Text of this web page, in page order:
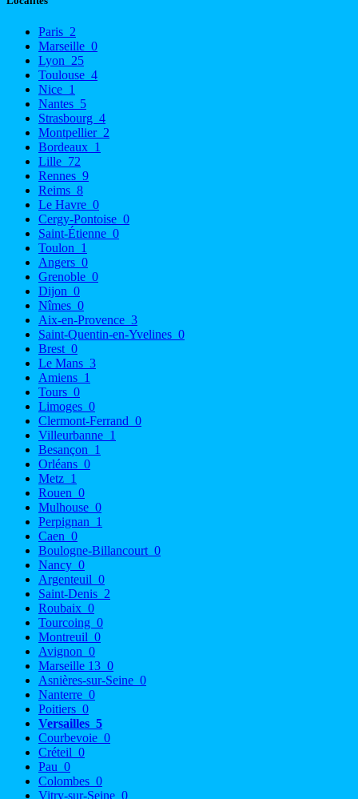
Paris 2
Marseille 0
Lyon 25
Toulouse 4
Nice 1
Nantes 5
Strasbourg 4
Montpellier 2
Bordeaux 1
Lille 72
Rennes 9
Reims 8
Le Havre 0
Cergy-Pontoise 0
Saint-Étienne 0
Toulon 1
Angers 0
Grenoble 0
Dijon 0
Nîmes 0
Aix-en-Provence 3
Saint-Quentin-en-Yvelines 0
Brest 0
Le Mans 3
Amiens 1
Tours 0
Limoges 0
Clermont-Ferrand 0
Villeurbanne 1
Besançon 1
Orléans 0
Metz 1
Rouen 0
Mulhouse 0
Perpignan 1
Caen 0
Boulogne-Billancourt 0
Nancy 0
Argenteuil 0
Saint-Denis 2
Roubaix 0
Tourcoing 0
Montreuil 0
Avignon 0
Marseille 13 0
Asnières-sur-Seine 0
Nanterre 0
Poitiers 0
Versailles 5
Courbevoie 0
Créteil 0
Pau 0
Colombes 0
Vitry-sur-Seine 0